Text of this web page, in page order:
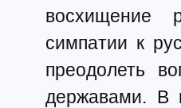
восхищение
симпатии к
преодолеть
державами. В